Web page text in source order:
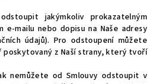
jakýmkoliv prokazatelným
e-mailu nebo dopisu na Naše adresy
údajů). Pro odstoupení můžete
z Naší strany, který tvoří
nemůžete od Smlouvy odstoupit v